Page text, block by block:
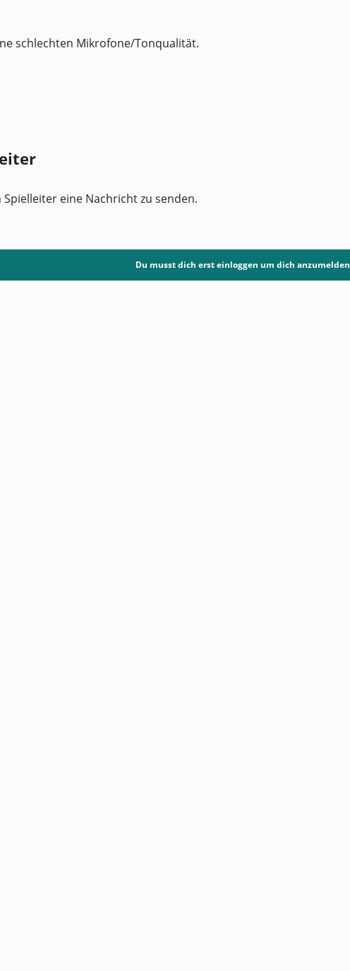
schlechten Mikrofone/Tonqualität.
eine Nachricht zu senden.
Du musst dich erst einloggen um dich anzumelden